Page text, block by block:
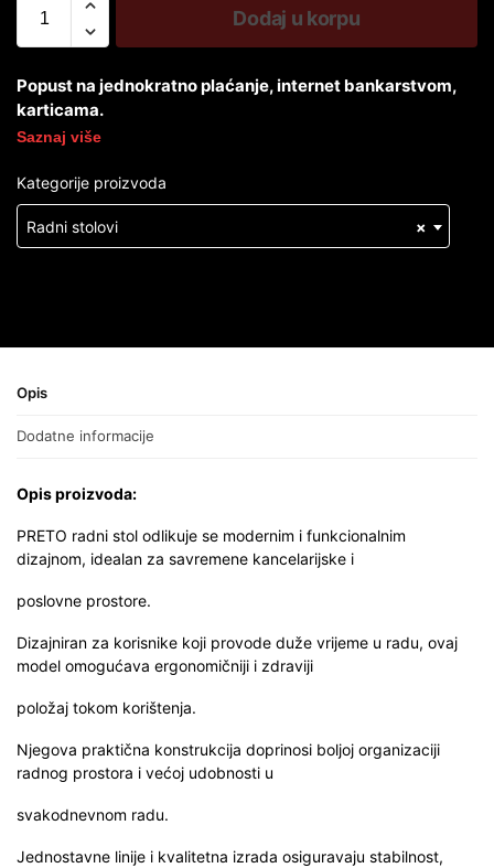
Dodaj u korpu
Popust na jednokratno plaćanje, internet bankarstvom,
karticama.
Saznaj više
Kategorije proizvoda
×
Radni stolovi
Opis
Dodatne informacije
Opis proizvoda:
PRETO radni stol odlikuje se modernim i funkcionalnim
dizajnom, idealan za savremene kancelarijske i
poslovne prostore.
Dizajniran za korisnike koji provode duže vrijeme u radu, ovaj
model omogućava ergonomičniji i zdraviji
položaj tokom korištenja.
Njegova praktična konstrukcija doprinosi boljoj organizaciji
radnog prostora i većoj udobnosti u
svakodnevnom radu.
Jednostavne linije i kvalitetna izrada osiguravaju stabilnost,